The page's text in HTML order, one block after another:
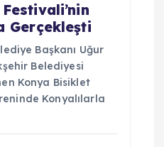
Gerçekleşti
Başkanı Uğur
Belediyesi
Konya Bisiklet
Konyalılarla